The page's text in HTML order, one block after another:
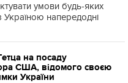
умови будь-яких
Україною напередодні
на посаду
США, відомого своєю
України